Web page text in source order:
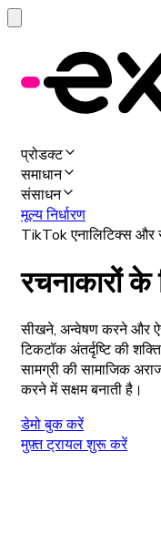
प्रोडक्ट
समाधान
संसाधन
मूल्य निर्धारण
TikTok एनालिटिक्स
रचनाकारों के
सीखने, अन्वेषण करने और
टिकटॉक अंतर्दृष्टि की
सामग्री की सामाजिक
करने में सक्षम बनाती है।
डेमो बुक करें
मुफ़्त ट्रायल शुरू करें